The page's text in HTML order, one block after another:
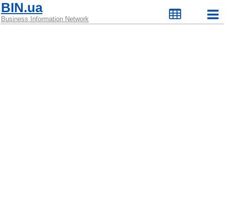
BIN.ua
Business Information Network